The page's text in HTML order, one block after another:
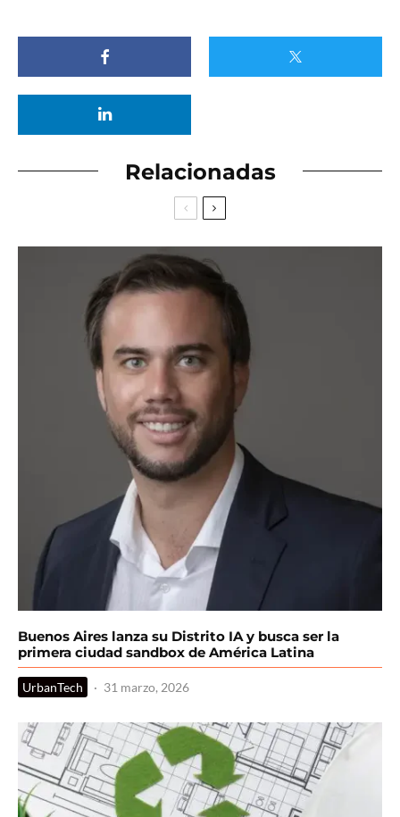
Relacionadas
Buenos Aires lanza su Distrito IA y busca ser la
primera ciudad sandbox de América Latina
UrbanTech · 31 marzo, 2026